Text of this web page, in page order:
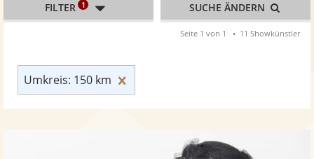
Umkreis: 150 km
FILTER 1 SUCHE ÄNDERN
Seite 1 von 1 11 Showkünstler